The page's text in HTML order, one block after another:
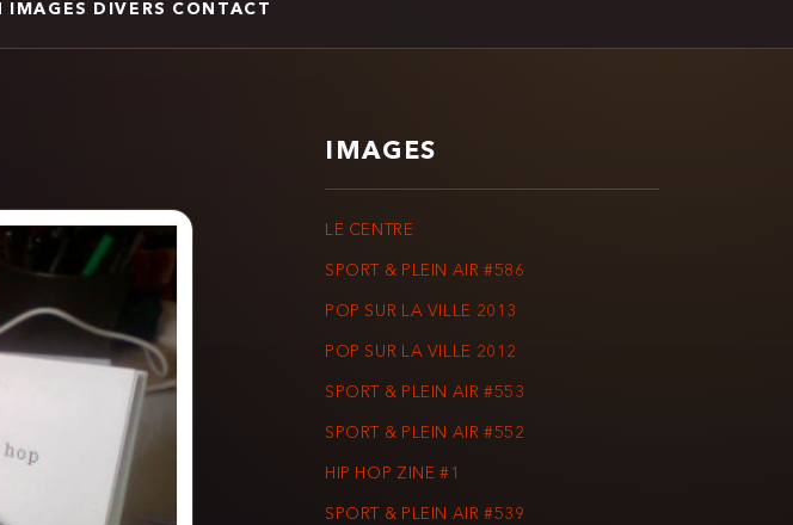
IMAGES DIVERS CONTACT
IMAGES
LE CENTRE
SPORT & PLEIN AIR #586
POP SUR LA VILLE 2013
POP SUR LA VILLE 2012
SPORT & PLEIN AIR #553
SPORT & PLEIN AIR #552
HIP HOP ZINE #1
SPORT & PLEIN AIR #539